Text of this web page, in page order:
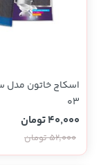
اسکاچ خاتون
03
40,000 تومان
52,000 تومان